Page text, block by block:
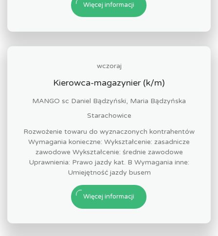
Więcej informacji
wczoraj
Kierowca-magazynier (k/m)
MANGO sc Daniel Bądzyński, Maria Bądzyńska
Starachowice
Rozwożenie towaru do wyznaczonych kontrahentów
Wymagania konieczne: Wykształcenie: zasadnicze
zawodowe Wykształcenie: średnie zawodowe
Uprawnienia: Prawo jazdy kat. B Wymagania inne:
Umiejętność jazdy busem
Więcej informacji